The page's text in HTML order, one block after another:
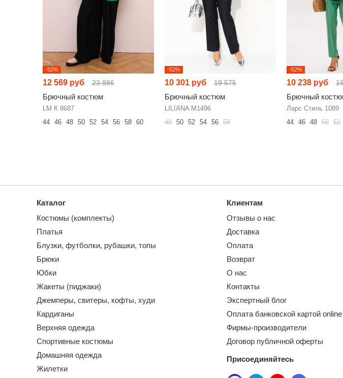
-52%
12 569 руб 23 886
Брючный костюм
LM К 8687
44
46 48 50 52 54 56 58 60
-52%
10 301 руб 19 575
Брючный костюм
LILIANA М1496
48
50 52 54 56 58
-52%
10 238 руб
Брючный
Ларс Стиль 1089
44
46 48 50 52
Каталог
Костюмы (комплекты)
Платья
Блузки, футболки, рубашки, топы
Брюки
Юбки
Жакеты (пиджаки)
Джемперы, свитеры, кофты, худи
Кардиганы
Верхняя одежда
Спортивные костюмы
Домашняя одежда
Жилетки
Клиентам
Отзывы о нас
Доставка
Оплата
Возврат
О нас
Контакты
Экспертный блог
Оплата банковской картой
Фирмы-производители
Договор публичной оферты
Присоединяйтесь